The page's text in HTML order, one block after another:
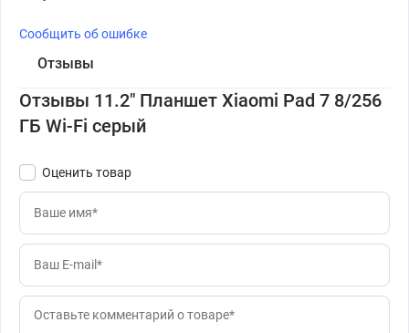
Сообщить об ошибке
Отзывы
Отзывы 11.2" Планшет Xiaomi Pad 7 8/256
ГБ Wi-Fi серый
Оценить товар